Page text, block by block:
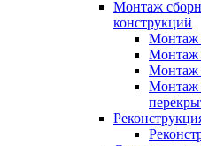
Монтаж
конструкций
Монтаж
Монтаж
Монтаж
Монтаж